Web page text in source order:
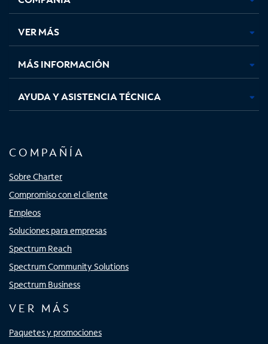
en
pestaña
nueva
en
pestaña
nueva
en
pestaña
nueva
en
nueva
VER MÁS
MÁS INFORMACIÓN
AYUDA Y ASISTENCIA TÉCNICA
COMPAÑÍA
Sobre Charter
Compromiso con el cliente
Empleos
Soluciones para empresas
Spectrum Reach
Spectrum Community Solutions
Spectrum Business
VER MÁS
Paquetes y promociones